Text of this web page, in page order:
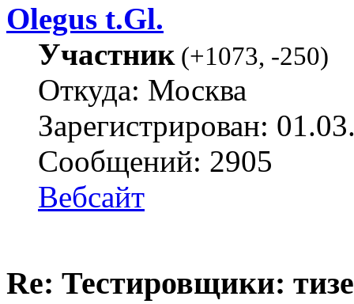
Olegus t.Gl.
Участник(+1073, -250)
Откуда: Москва
Зарегистрирован:
Сообщений: 2905
Вебсайт
Re: Тестировщики: